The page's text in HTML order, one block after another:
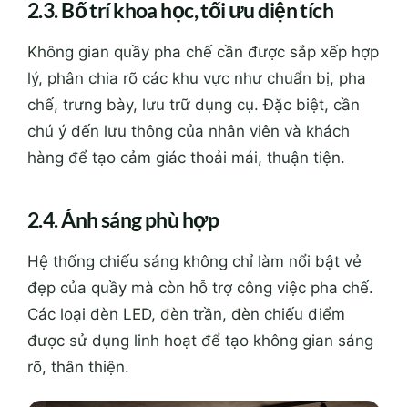
2.3. Bố trí khoa học, tối ưu diện tích
Không gian quầy pha chế cần được sắp xếp hợp
lý, phân chia rõ các khu vực như chuẩn bị, pha
chế, trưng bày, lưu trữ dụng cụ. Đặc biệt, cần
chú ý đến lưu thông của nhân viên và khách
hàng để tạo cảm giác thoải mái, thuận tiện.
2.4. Ánh sáng phù hợp
Hệ thống chiếu sáng không chỉ làm nổi bật vẻ
đẹp của quầy mà còn hỗ trợ công việc pha chế.
Các loại đèn LED, đèn trần, đèn chiếu điểm
được sử dụng linh hoạt để tạo không gian sáng
rõ, thân thiện.